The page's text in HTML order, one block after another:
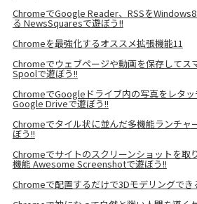
ChromeでGoogle Reader、RSSを
る NewsSquaresで遊ぼう!!
Chromeを最強化するオススメ拡張機能11
Chromeでウェブページや動画を保存してス
Spoolで遊ぼう!!
ChromeでGoogleドライブ内の写真をレタ
Google Driveで遊ぼう!!
Chromeでタイル状に並んだ多機能ランチャ
ぼう!!
Chromeでサイトのスクリーンショットを取
機能 Awesome Screenshotで遊ぼう!!
Chromeで配置するだけで3Dモデリングでき